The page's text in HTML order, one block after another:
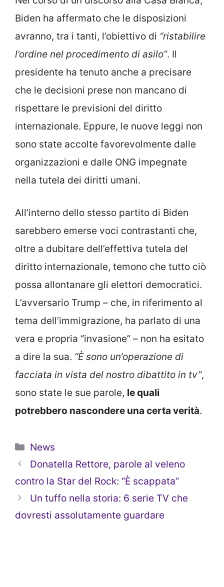
Biden ha affermato che le disposizioni
avranno, tra i tanti, l’obiettivo di “ristabilire
l’ordine nel procedimento di asilo”. Il
presidente ha tenuto anche a precisare
che le decisioni prese non mancano di
rispettare le previsioni del diritto
internazionale. Eppure, le nuove leggi non
sono state accolte favorevolmente dalle
organizzazioni e dalle ONG impegnate
nella tutela dei diritti umani.
All’interno dello stesso partito di Biden
sarebbero emerse voci contrastanti che,
oltre a dubitare dell’effettiva tutela del
diritto internazionale, temono che tutto ciò
possa allontanare gli elettori democratici.
L’avversario Trump – che, in riferimento al
tema dell’immigrazione, ha parlato di una
vera e propria “invasione” – non ha esitato
a dire la sua. “È sono un’operazione di
facciata in vista del nostro dibattito in tv”,
sono state le sue parole, le quali
potrebbero nascondere una certa verità.
Categorie
News
Donatella Rettore, parole al veleno
contro la Star del Rock: “È scappata”
Un tuffo nella storia: 6 serie TV che
dovresti assolutamente guardare